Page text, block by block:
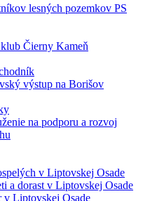
lesných pozemkov PS
Čierny Kameň
výstup na Borišov
na podporu a rozvoj
v Liptovskej Osade
a dorast v Liptovskej Osade
Liptovskej Osade